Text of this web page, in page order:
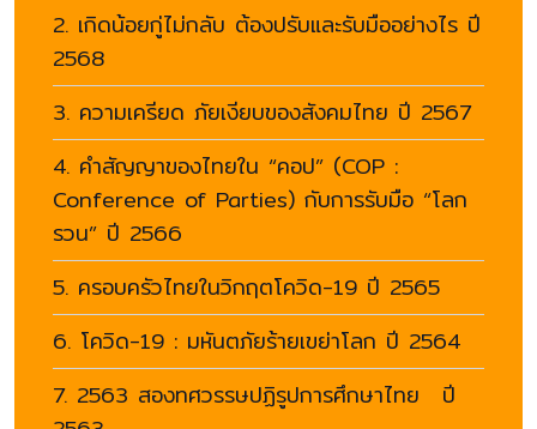
2. เกิดน้อยกู่ไม่กลับ ต้องปรับและรับมืออย่างไร ปี
2568
3. ความเครียด ภัยเงียบของสังคมไทย ปี 2567
4. คำสัญญาของไทยใน “คอป” (COP :
Conference of Parties) กับการรับมือ “โลก
รวน” ปี 2566
5. ครอบครัวไทยในวิกฤตโควิด-19 ปี 2565
6. โควิด-19 : มหันตภัยร้ายเขย่าโลก ปี 2564
7. 2563 สองทศวรรษปฏิรูปการศึกษาไทย ปี